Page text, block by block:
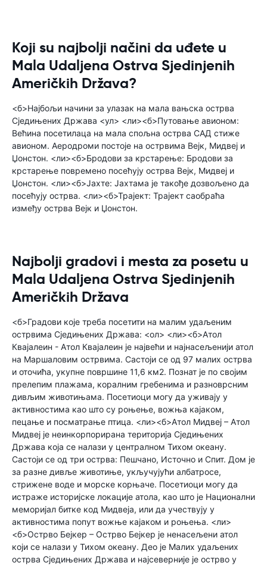
Koji su najbolji načini da uđete u
Mala Udaljena Ostrva Sjedinjenih
Američkih Država?
<б>Најбољи начини за улазак на мала вањска острва
Сједињених Држава <ул> <ли><б>Путовање авионом:
Већина посетилаца на мала спољна острва САД стиже
авионом. Аеродроми постоје на острвима Вејк, Мидвеј и
Џонстон. <ли><б>Бродови за крстарење: Бродови за
крстарење повремено посећују острва Вејк, Мидвеј и
Џонстон. <ли><б>Јахте: Јахтама је такође дозвољено да
посећују острва. <ли><б>Трајект: Трајект саобраћа
између острва Вејк и Џонстон.
Najbolji gradovi i mesta za posetu u
Mala Udaljena Ostrva Sjedinjenih
Američkih Država
<б>Градови које треба посетити на малим удаљеним
острвима Сједињених Држава: <ол> <ли><б>Атол
Квајалеин - Атол Квајалеин је највећи и најнасељенији атол
на Маршаловим острвима. Састоји се од 97 малих острва
и оточића, укупне површине 11,6 км2. Познат је по својим
прелепим плажама, коралним гребенима и разноврсним
дивљим животињама. Посетиоци могу да уживају у
активностима као што су роњење, вожња кајаком,
пецање и посматрање птица. <ли><б>Атол Мидвеј – Атол
Мидвеј је неинкорпорирана територија Сједињених
Држава која се налази у централном Тихом океану.
Састоји се од три острва: Пешчано, Источно и Спит. Дом је
за разне дивље животиње, укључујући албатросе,
стрижене воде и морске корњаче. Посетиоци могу да
истраже историјске локације атола, као што је Национални
меморијал битке код Мидвеја, или да учествују у
активностима попут вожње кајаком и роњења. <ли>
<б>Острво Бејкер – Острво Бејкер је ненасељени атол
који се налази у Тихом океану. Део је Малих удаљених
острва Сједињених Држава и најсеверније је острво у